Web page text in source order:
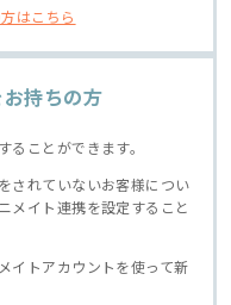
はこちら
持ちの方
ことができます。
されていないお客様につい
メイト連携を設定すること
イトアカウントを使って新